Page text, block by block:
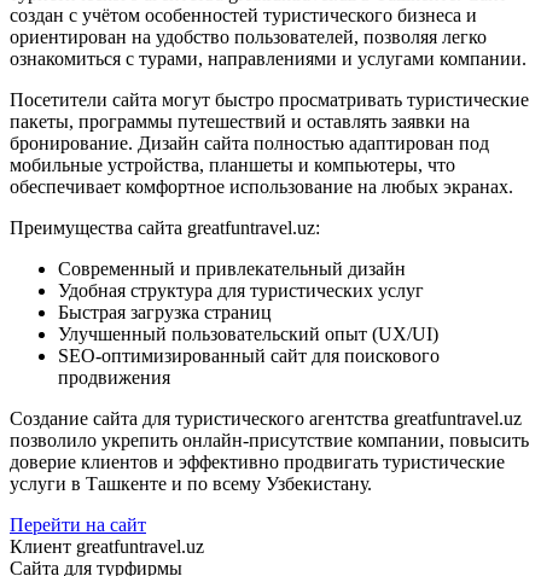
создан с учётом особенностей туристического бизнеса и
ориентирован на удобство пользователей, позволяя легко
ознакомиться с турами, направлениями и услугами компании.
Посетители сайта могут быстро просматривать туристические
пакеты, программы путешествий и оставлять заявки на
бронирование. Дизайн сайта полностью адаптирован под
мобильные устройства, планшеты и компьютеры, что
обеспечивает комфортное использование на любых экранах.
Преимущества сайта greatfuntravel.uz:
Современный и привлекательный дизайн
Удобная структура для туристических услуг
Быстрая загрузка страниц
Улучшенный пользовательский опыт (UX/UI)
SEO-оптимизированный сайт для поискового
продвижения
Создание сайта для туристического агентства greatfuntravel.uz
позволило укрепить онлайн-присутствие компании, повысить
доверие клиентов и эффективно продвигать туристические
услуги в Ташкенте и по всему Узбекистану.
Перейти на сайт
Клиент greatfuntravel.uz
Сайта для турфирмы